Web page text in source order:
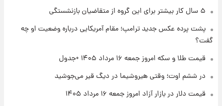
۱ روز پیش
شد+فیلم
۱ روز پیش
امروز پنجشنبه ۱۵ مرداد ۱۴۰۵ +جدول
۵ سال کار بیشتر برای این گروه از متقاضیان بازنشستگی
پشت پرده عکس جدید ترامپ؛ مقام آمریکایی درباره وضعیت او چه
گفت؟
قیمت طلا و سکه امروز جمعه ۱۶ مرداد ۱۴۰۵ +جدول
در ششم اوت؛ وقتی هیروشیما در دیگ قیر می‌جوشید
قیمت دلار در بازار آزاد امروز جمعه ۱۶ مرداد ۱۴۰۵